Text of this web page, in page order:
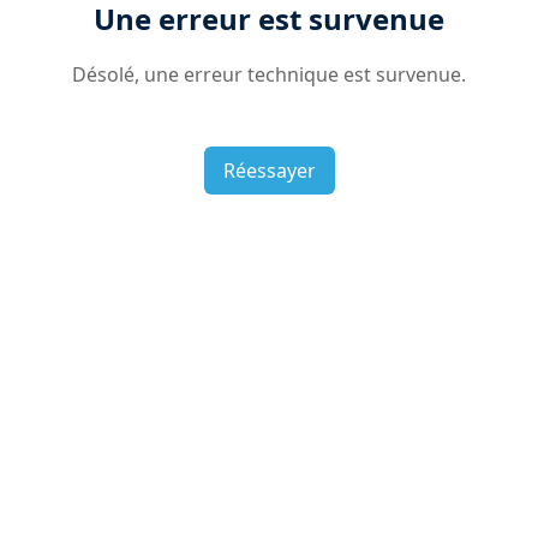
Une erreur est survenue
Désolé, une erreur technique est survenue.
Réessayer